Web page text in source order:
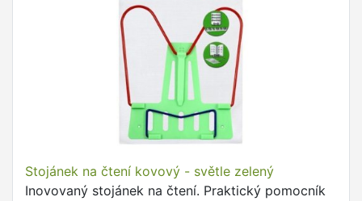
Stojánek na čtení kovový - světle zelený
Inovovaný stojánek na čtení. Praktický pomocník